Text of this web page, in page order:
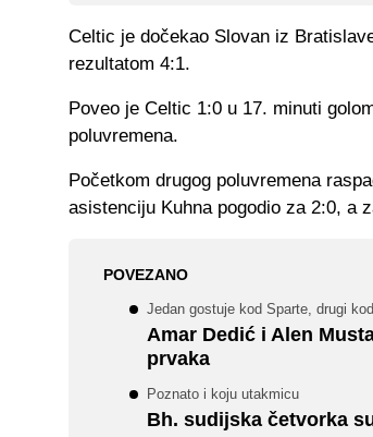
Celtic je dočekao Slovan iz
rezultatom 4:1.
Poveo je Celtic 1:0 u 17. minuti
poluvremena.
Početkom drugog poluvremena
asistenciju Kuhna pogodio za 2:0, a
POVEZANO
Jedan gostuje kod Sparte, drugi
Amar Dedić i Alen
prvaka
Poznato i koju utakmicu
Bh. sudijska četvorka